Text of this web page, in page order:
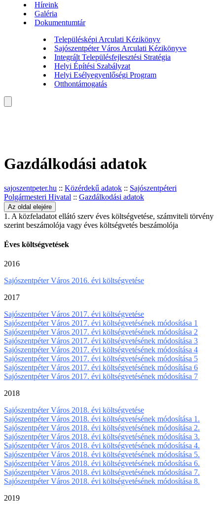
Híreink
Galéria
Dokumentumtár
Településképi Arculati Kézikönyv
Sajószentpéter Város Arculati Kézikönyve
Integrált Településfejlesztési Stratégia
Helyi Építési Szabályzat
Helyi Esélyegyenlőségi Program
Otthontámogatás
Gazdálkodási adatok
sajoszentpeter.hu :: Közérdekű adatok :: Sajószentpéteri
Polgármesteri Hivatal :: Gazdálkodási adatok
Az oldal elejére
1. A közfeladatot ellátó szerv éves költségvetése, számviteli törvény
szerint beszámolója vagy éves költségvetés beszámolója
Éves költségvetések
2016
Sajószentpéter Város 2016. évi költségvetése
2017
Sajószentpéter Város 2017. évi költségvetése
Sajószentpéter Város 2017. évi költségvetésének módosítása 1
Sajószentpéter Város 2017. évi költségvetésének módosítása 2
Sajószentpéter Város 2017. évi költségvetésének módosítása 3
Sajószentpéter Város 2017. évi költségvetésének módosítása 4
Sajószentpéter Város 2017. évi költségvetésének módosítása 5
Sajószentpéter Város 2017. évi költségvetésének módosítása 6
Sajószentpéter Város 2017. évi költségvetésének módosítása 7
2018
Sajószentpéter Város 2018. évi költségvetése
Sajószentpéter Város 2018. évi költségvetésének módosítása 1.
Sajószentpéter Város 2018. évi költségvetésének módosítása 2.
Sajószentpéter Város 2018. évi költségvetésének módosítása 3.
Sajószentpéter Város 2018. évi költségvetésének módosítása 4.
Sajószentpéter Város 2018. évi költségvetésének módosítása 5.
Sajószentpéter Város 2018. évi költségvetésének módosítása 6.
Sajószentpéter Város 2018. évi költségvetésének módosítása 7.
Sajószentpéter Város 2018. évi költségvetésének módosítása 8.
2019